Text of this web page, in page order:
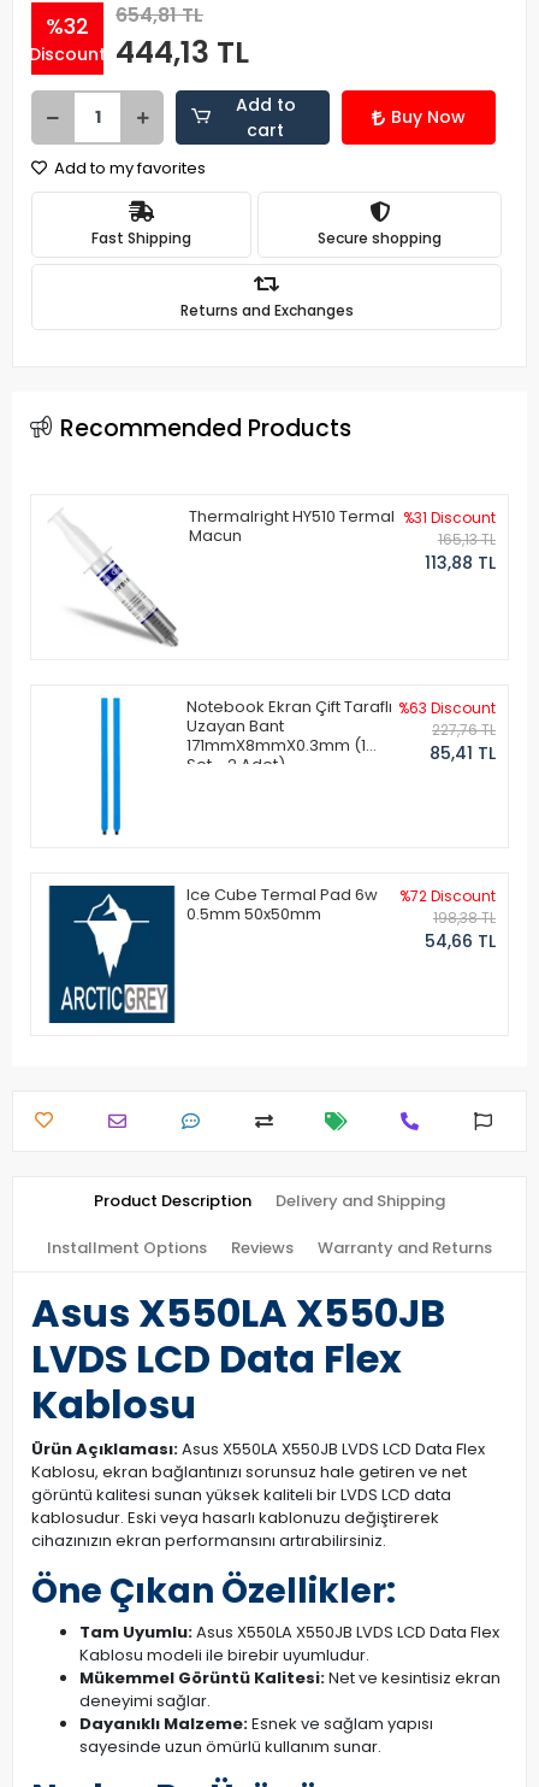
%32
Discount
654,81 TL
444,13 TL
Add to
cart
Buy Now
Add to my favorites
Fast Shipping Secure shopping
Returns and Exchanges
Recommended Products
Thermalright HY510 Termal
Macun
%31 Discount
165,13 TL
113,88 TL
Notebook Ekran Çift Taraflı
Uzayan Bant
171mmX8mmX0.3mm (1
Set - 2 Adet)
%63 Discount
227,76 TL
85,41 TL
Ice Cube Termal Pad 6w
0.5mm 50x50mm
%72 Discount
198,38 TL
54,66 TL
Product Description Delivery and Shipping
Installment Options Reviews Warranty and Returns
Asus X550LA X550JB
LVDS LCD Data Flex
Kablosu
Ürün Açıklaması:Asus X550LA X550JB LVDS LCD Data Flex
Kablosu, ekran bağlantınızı sorunsuz hale getiren ve net
görüntü kalitesi sunan yüksek kaliteli bir LVDS LCD data
kablosudur. Eski veya hasarlı kablonuzu değiştirerek
cihazınızın ekran performansını artırabilirsiniz.
Öne Çıkan Özellikler:
Tam Uyumlu:Asus X550LA X550JB LVDS LCD Data Flex
Kablosu modeli ile birebir uyumludur.
Mükemmel Görüntü Kalitesi:Net ve kesintisiz ekran
deneyimi sağlar.
Dayanıklı Malzeme:Esnek ve sağlam yapısı
sayesinde uzun ömürlü kullanım sunar.